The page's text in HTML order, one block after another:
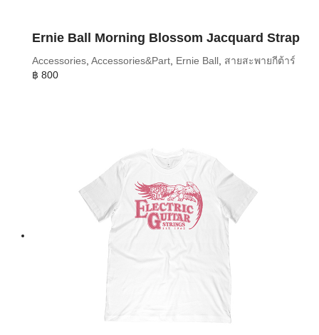
Ernie Ball Morning Blossom Jacquard Strap
Accessories Accessories&Part Ernie Ball สายสะพายกีต้าร์
฿ 800